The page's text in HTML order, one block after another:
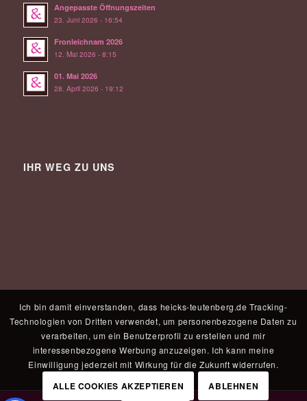
Angepasste Öffnungszeiten
23. Juni 2026 - 16:54
Fronleichnam 2026
12. Mai 2026 - 8:15
01. Mai 2026
28. April 2026 - 19:12
IHR WEG ZU UNS
Ich bin damit einverstanden, dass heicks-teutenberg.de Tracking-
Technologien von Dritten verwendet, um personenbezogene Daten zu
verarbeiten, um ein Benutzerprofil zu erstellen und mir
interessenbezogene Werbung anzuzeigen. Ich kann meine
Einwilligung jederzeit mit Wirkung für die Zukunft widerrufen.
ALLE COOKIES AKZEPTIEREN ABLEHNEN